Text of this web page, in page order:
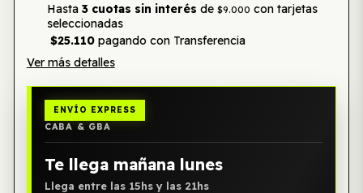
Hasta 3 cuotas sin interés de $9.000 con tarjetas
seleccionadas
$25.110pagando con Transferencia
Ver más detalles
ENVÍO EXPRESS
CABA & GBA
Te llega mañana lunes
Llega entre las 15hs y las 21hs